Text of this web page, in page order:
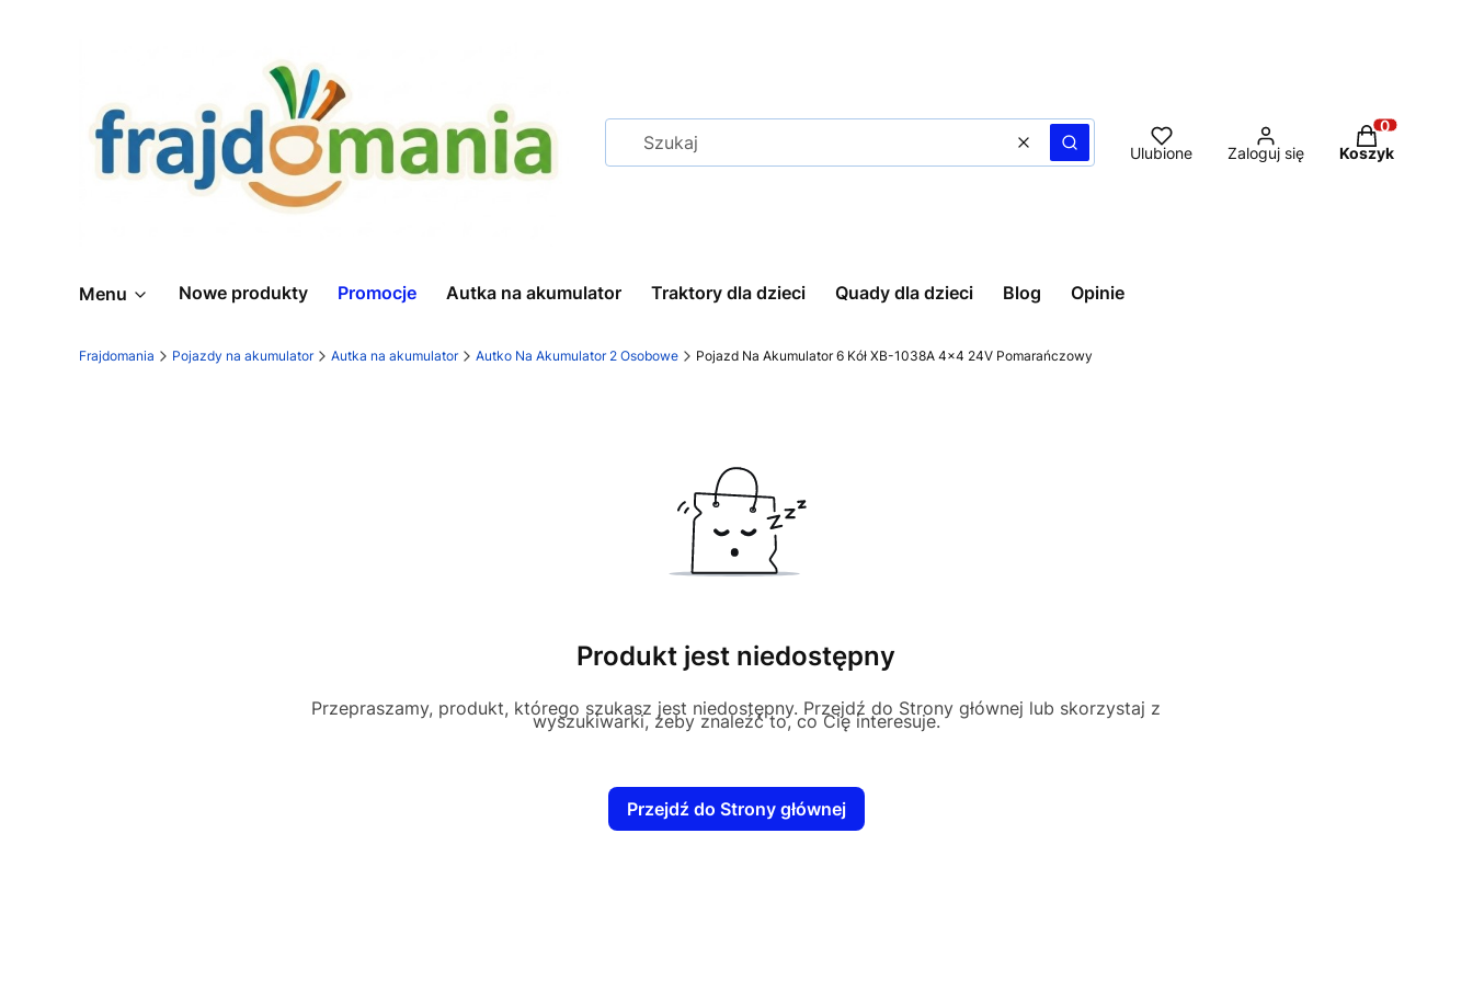
WyczyśćSzukaj Ulubione Zaloguj się
Produkty w
Koszyk
Menu Nowe produkty Promocje Autka na akumulator Traktory dla dzieci Quady dla dzieci Blog Opinie
Frajdomania Pojazdy na akumulator Autka na akumulator Autko Na Akumulator 2 Osobowe Pojazd Na Akumulator 6 Kół XB-1038A 4x4 24V Pomarańczowy
Produkt jest niedostępny
Przepraszamy, produkt, którego szukasz jest niedostępny. Przejdź do Strony głównej lub skorzystaj z
wyszukiwarki, żeby znaleźć to, co Cię interesuje.
Przejdź do Strony głównej